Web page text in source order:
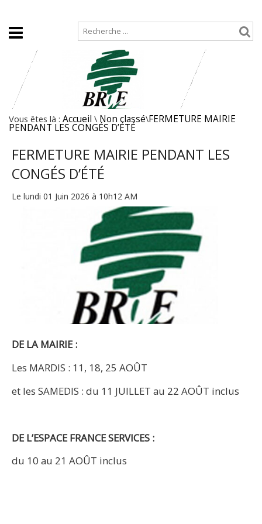
Vous êtes là : Accueil \ Non classé\FERMETURE MAIRIE
PENDANT LES CONGÉS D’ÉTÉ
FERMETURE MAIRIE PENDANT LES
CONGÉS D’ÉTÉ
Le lundi 01 Juin 2026 à 10h12 AM
DE LA MAIRIE :
Les MARDIS : 11, 18, 25 AOÛT
et les SAMEDIS : du 11 JUILLET au 22 AOÛT inclus
DE L’ESPACE FRANCE SERVICES :
du 10 au 21 AOÛT inclus